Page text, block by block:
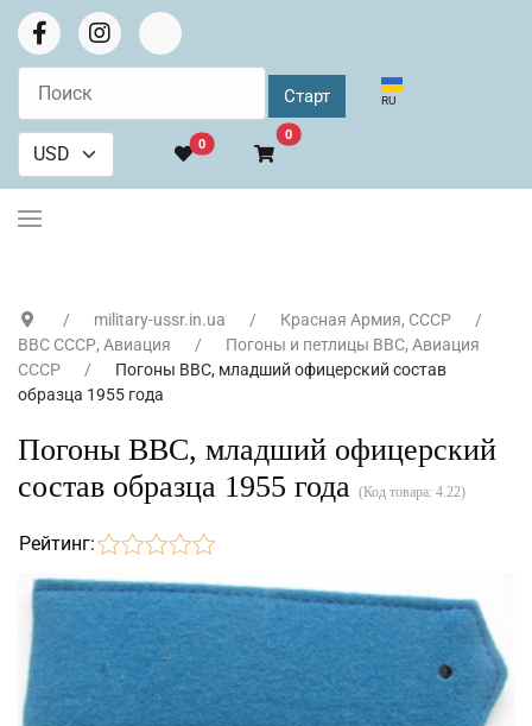
Выберите язык
RU
0
0В корзину
military-ussr.in.ua
Красная Армия, СССР
ВВС СССР, Авиация
Погоны и петлицы ВВС, Авиация
СССР
Погоны ВВС, младший офицерский состав
образца 1955 года
Погоны ВВС, младший офицерский
состав образца 1955 года (Код товара: 4.22)
Рейтинг: